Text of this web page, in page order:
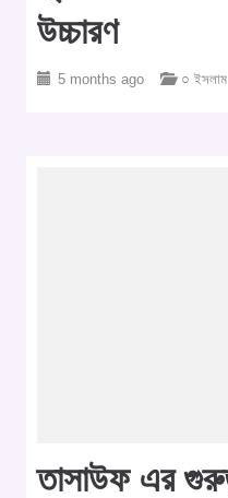
উচ্চারণ
5 months ago ○ ইসলাম
তাসাউফ এর